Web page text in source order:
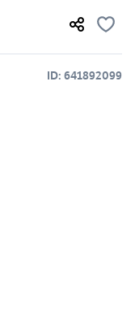
ID: 641892099